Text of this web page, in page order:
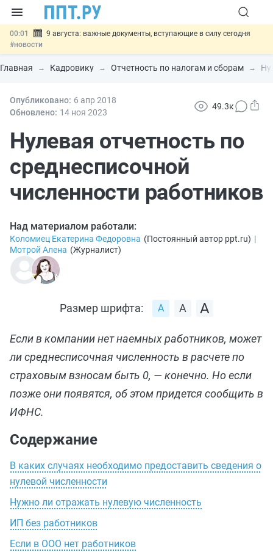
00:01
9 августа: важные документы, вступающие в силу сегодня
#новости
07.08 Подписан закон о блокировке продажи опасных товаров через
«Честный знак»#новости
07.08 Госпошлину за устранение ошибок в документах предлагают
отменить#новости
отношений
Главная Кадровику Отчетность по налогам и сборам
Опубликовано: 6 апр 2018
Обновлено: 14 ноя 2023
49.3к
Нулевая отчетность по
среднесписочной
численности работников
Над материалом работали:
Коломиец Екатерина Федоровна (Постоянный автор ppt.ru) |
Мотрой Алена (Журналист)
Размер шрифта:
Если в компании нет наемных работников, может
ли среднесписочная численность в расчете по
страховым взносам быть 0, — конечно. Но если
позже они появятся, об этом придется сообщить в
ИФНС.
Содержание
В каких случаях необходимо предоставить сведения о
нулевой численности
Нужно ли отражать нулевую численность
ИП без работников
Если в ООО нет работников